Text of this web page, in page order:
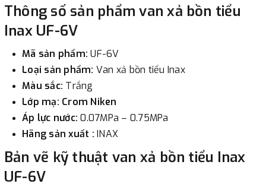
Thông số sản phẩm van xả bồn tiểu
Inax UF-6V
Mã sản phẩm: UF-6V
Loại sản phẩm: Van xả bồn tiểu Inax
Màu sắc: Trắng
Lớp mạ: Crom Niken
Áp lực nước: 0.07MPa – 0.75MPa
Hãng sản xuất : INAX
Bản vẽ kỹ thuật van xả bồn tiểu Inax
UF-6V